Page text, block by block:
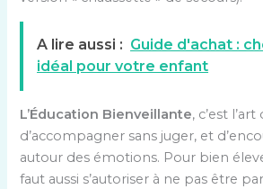
A lire aussi : Guide d'achat :
idéal pour votre enfant
L’Éducation Bienveillante, c’est
d’accompagner sans juger, et
autour des émotions. Pour bien
faut aussi s’autoriser à ne pas être